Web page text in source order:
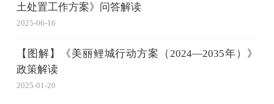
土处置工作方案》问答解读
2025-06-16
【图解】《美丽鲤城行动方案（2024—2035年）》
政策解读
2025-01-20